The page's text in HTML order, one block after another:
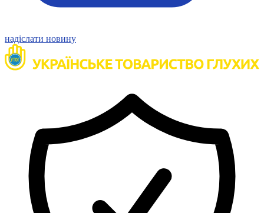
надіслати новину